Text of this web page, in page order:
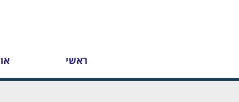
ראשי